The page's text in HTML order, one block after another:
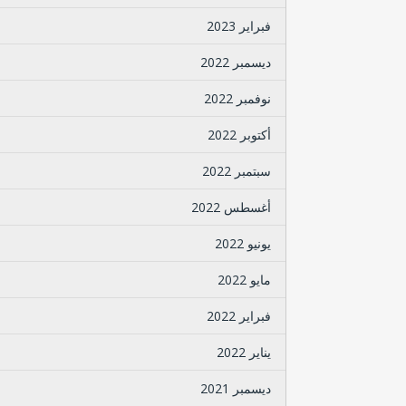
فبراير 2023
ديسمبر 2022
نوفمبر 2022
أكتوبر 2022
سبتمبر 2022
أغسطس 2022
يونيو 2022
مايو 2022
فبراير 2022
يناير 2022
ديسمبر 2021